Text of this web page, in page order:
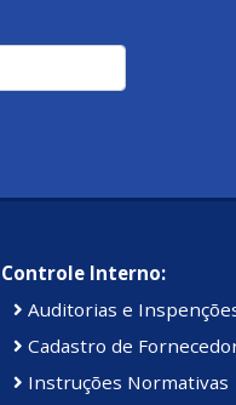
Controle Interno:
Auditorias e
Cadastro de
Instruções Normativas